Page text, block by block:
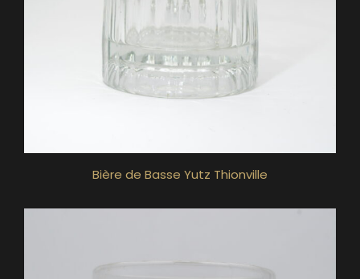
Bière de Basse Yutz Thionville